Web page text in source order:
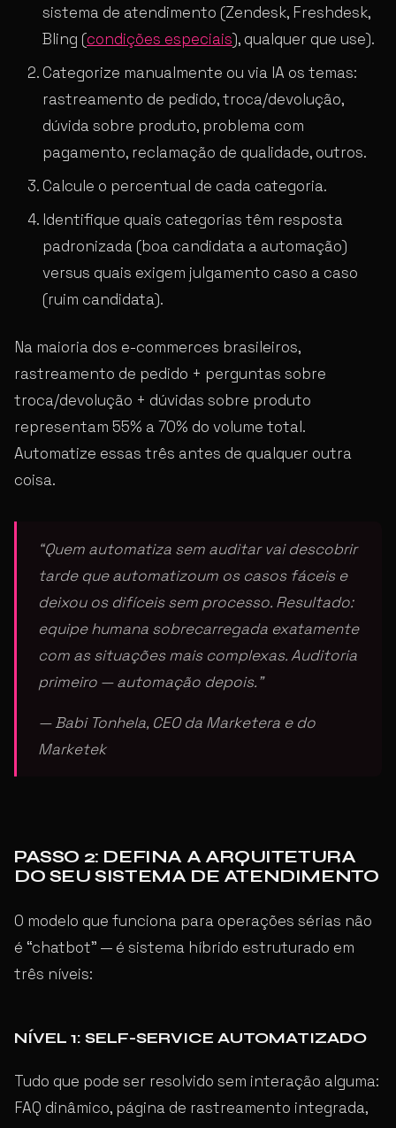
sistema de atendimento (Zendesk, Freshdesk,
Bling (condições especiais), qualquer que use).
Categorize manualmente ou via IA os temas:
rastreamento de pedido, troca/devolução,
dúvida sobre produto, problema com
pagamento, reclamação de qualidade, outros.
Calcule o percentual de cada categoria.
Identifique quais categorias têm resposta
padronizada (boa candidata a automação)
versus quais exigem julgamento caso a caso
(ruim candidata).
Na maioria dos e-commerces brasileiros,
rastreamento de pedido + perguntas sobre
troca/devolução + dúvidas sobre produto
representam 55% a 70% do volume total.
Automatize essas três antes de qualquer outra
coisa.
“Quem automatiza sem auditar vai descobrir
tarde que automatizoum os casos fáceis e
deixou os difíceis sem processo. Resultado:
equipe humana sobrecarregada exatamente
com as situações mais complexas. Auditoria
primeiro — automação depois.”
— Babi Tonhela, CEO da Marketera e do
Marketek
PASSO 2: DEFINA A ARQUITETURA
DO SEU SISTEMA DE ATENDIMENTO
O modelo que funciona para operações sérias não
é “chatbot” — é sistema híbrido estruturado em
três níveis:
NÍVEL 1: SELF-SERVICE AUTOMATIZADO
Tudo que pode ser resolvido sem interação alguma:
FAQ dinâmico, página de rastreamento integrada,